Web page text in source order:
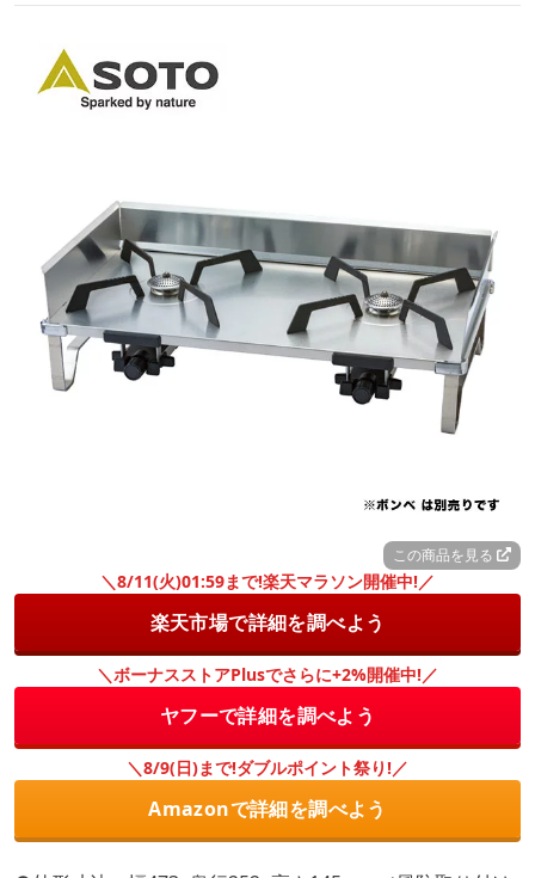
この商品を見る
＼8/11(火)01:59まで!楽天マラソン開催中!／
楽天市場で詳細を調べよう
＼ボーナスストアPlusでさらに+2%開催中!／
ヤフーで詳細を調べよう
＼8/9(日)まで!ダブルポイント祭り!／
Amazonで詳細を調べよう